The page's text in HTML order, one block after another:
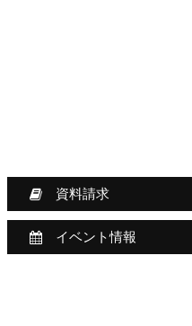
資料請求
イベント情報